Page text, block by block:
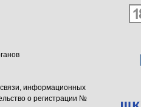
информационных
о регистрации №